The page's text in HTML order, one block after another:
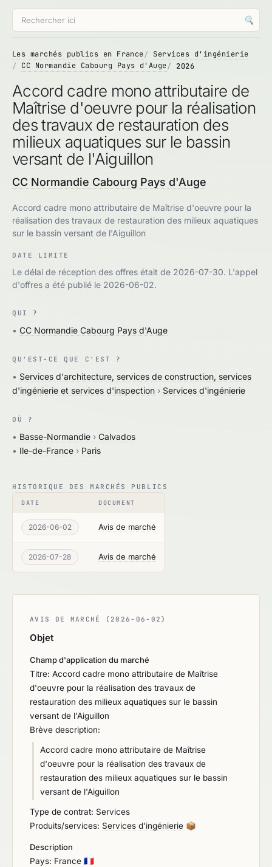
🔍
Les marchés publics en France
Services d'ingénierie
CC Normandie Cabourg Pays d'Auge
2026
Accord cadre mono attributaire de
Maîtrise d'oeuvre pour la réalisation
des travaux de restauration des
milieux aquatiques sur le bassin
versant de l'Aiguillon
CC Normandie Cabourg Pays d'Auge
Accord cadre mono attributaire de Maîtrise d'oeuvre pour la
réalisation des travaux de restauration des milieux aquatiques
sur le bassin versant de l'Aiguillon
DATE LIMITE
Le délai de réception des offres était de 2026-07-30. L'appel
d'offres a été publié le 2026-06-02.
QUI ?
• CC Normandie Cabourg Pays d'Auge
QU'EST-CE QUE C'EST ?
• Services d'architecture, services de construction, services
d'ingénierie et services d'inspection › Services d'ingénierie
OÙ ?
• Basse-Normandie › Calvados
• Ile-de-France › Paris
HISTORIQUE DES MARCHÉS PUBLICS
DATE DOCUMENT
2026-06-02 Avis de marché
2026-07-28 Avis de marché
AVIS DE MARCHÉ (2026-06-02)
Objet
Champ d'application du marché
Titre: Accord cadre mono attributaire de Maîtrise
d'oeuvre pour la réalisation des travaux de
restauration des milieux aquatiques sur le bassin
versant de l'Aiguillon
Brève description:
Accord cadre mono attributaire de Maîtrise
d'oeuvre pour la réalisation des travaux de
restauration des milieux aquatiques sur le bassin
versant de l'Aiguillon
Type de contrat: Services
Produits/services: Services d'ingénierie 📦
Description
Pays: France 🇫🇷